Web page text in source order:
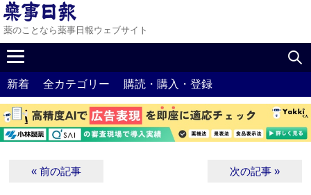
薬のことなら薬事日報ウェブサイト
新着 全カテゴリー 購読・購入・登録
« 前の記事 次の記事 »